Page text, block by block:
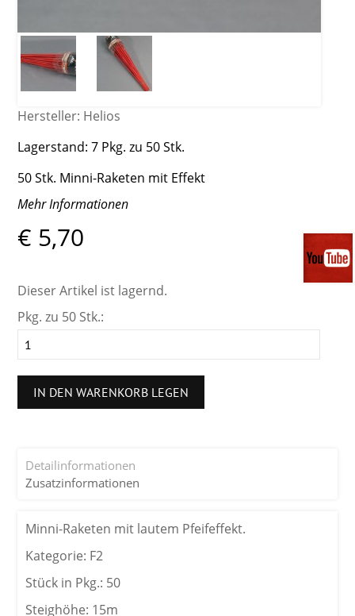
Hersteller: Helios
Lagerstand:7 Pkg. zu 50 Stk.
50 Stk. Minni-Raketen mit Effekt
Mehr Informationen
€ 5,70
Dieser Artikel ist lagernd.
Pkg. zu 50 Stk.:
IN DEN WARENKORB LEGEN
Detailinformationen
Zusatzinformationen
Minni-Raketen mit lautem Pfeifeffekt.
Kategorie: F2
Stück in Pkg.: 50
Steighöhe: 15m